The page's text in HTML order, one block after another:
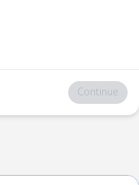
Continue